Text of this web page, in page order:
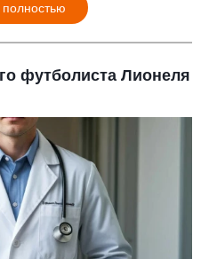
полностью
футболиста Лионеля